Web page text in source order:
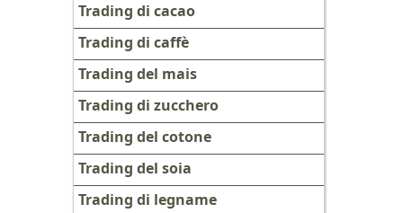
Trading di cacao
Trading di caffè
Trading del mais
Trading di zucchero
Trading del cotone
Trading del soia
Trading di legname